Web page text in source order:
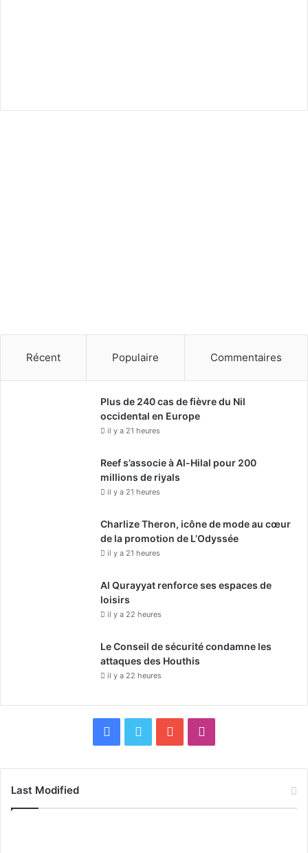
Récent Populaire Commentaires
Plus de 240 cas de fièvre du Nil
occidental en Europe
il y a 21 heures
Reef s’associe à Al-Hilal pour 200
millions de riyals
il y a 21 heures
Charlize Theron, icône de mode au cœur
de la promotion de L’Odyssée
il y a 21 heures
Al Qurayyat renforce ses espaces de
loisirs
il y a 22 heures
Le Conseil de sécurité condamne les
attaques des Houthis
il y a 22 heures
e
T
t
Last Modified